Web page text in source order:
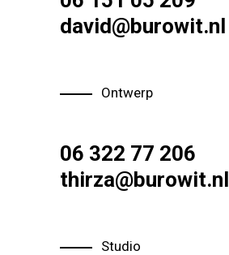
david@burowit.nl
Ontwerp
06 322 77 206
thirza@burowit.nl
Studio